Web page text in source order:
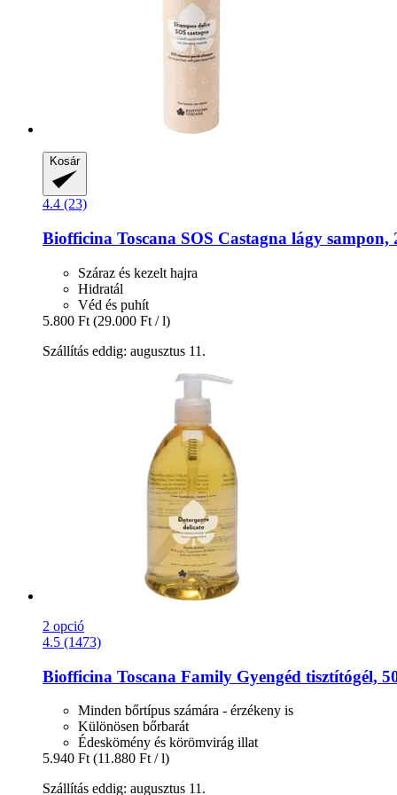
Kosár
4.4 (23)
Biofficina Toscana SOS Castagna lágy sampon,
Száraz és kezelt hajra
Hidratál
Véd és puhít
5.800 Ft (29.000 Ft / l)
Szállítás eddig: augusztus 11.
2 opció
4.5 (1473)
Biofficina Toscana Family Gyengéd tisztítógél,
Minden bőrtípus számára - érzékeny is
Különösen bőrbarát
Édeskömény és körömvirág illat
5.940 Ft (11.880 Ft / l)
Szállítás eddig: augusztus 11.